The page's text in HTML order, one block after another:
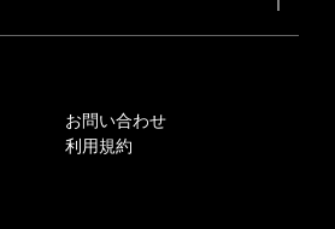
お問い合わせ
利用規約